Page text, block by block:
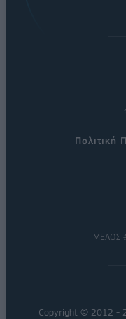
Πολιτική
ΜΕΛΟΣ
Copyright © 2012 -